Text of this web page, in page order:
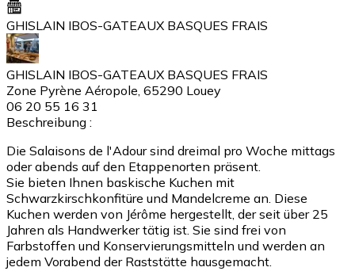
GHISLAIN IBOS-GATEAUX BASQUES FRAIS
GHISLAIN IBOS-GATEAUX BASQUES FRAIS
Zone Pyrène Aéropole, 65290 Louey
06 20 55 16 31
Beschreibung :
Die Salaisons de l'Adour sind dreimal pro Woche mittags
oder abends auf den Etappenorten präsent.
Sie bieten Ihnen baskische Kuchen mit
Schwarzkirschkonfitüre und Mandelcreme an. Diese
Kuchen werden von Jérôme hergestellt, der seit über 25
Jahren als Handwerker tätig ist. Sie sind frei von
Farbstoffen und Konservierungsmitteln und werden an
jedem Vorabend der Raststätte hausgemacht.